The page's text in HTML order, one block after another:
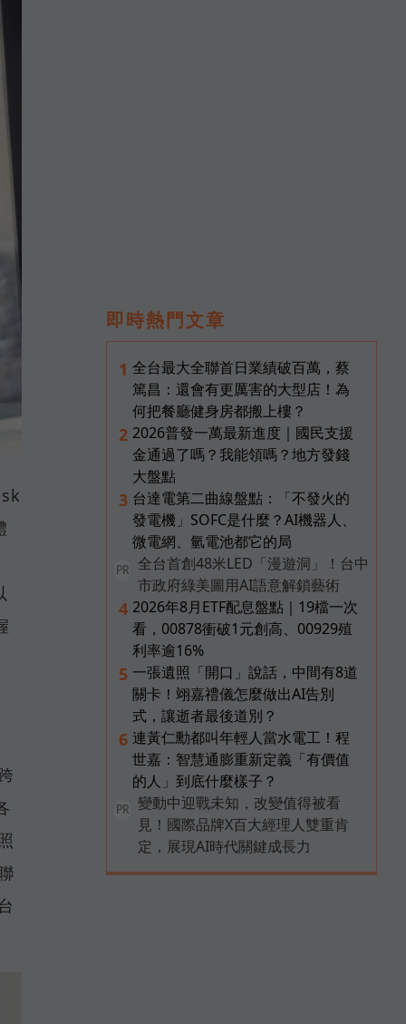
即時熱門文章
1 全台最大全聯首日業績破百萬，蔡
篤昌：還會有更厲害的大型店！為
何把餐廳健身房都搬上樓？
2 2026普發一萬最新進度｜國民支援
金通過了嗎？我能領嗎？地方發錢
大盤點
3 台達電第二曲線盤點：「不發火的
發電機」SOFC是什麼？AI機器人、
微電網、氫電池都它的局
PR
全台首創48米LED「漫遊洞」！台中
市政府綠美圖用AI語意解鎖藝術
4 2026年8月ETF配息盤點｜19檔一次
看，00878衝破1元創高、00929殖
利率逾16%
5 一張遺照「開口」說話，中間有8道
關卡！翊嘉禮儀怎麼做出AI告別
式，讓逝者最後道別？
6 連黃仁勳都叫年輕人當水電工！程
世嘉：智慧通膨重新定義「有價值
的人」到底什麼樣子？
PR
變動中迎戰未知，改變值得被看
見！國際品牌X百大經理人雙重肯
定，展現AI時代關鍵成長力